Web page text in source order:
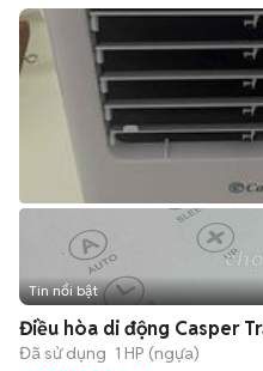
Tin nổi bật
Điều hòa di động Casper
Đã sử dụng 1 HP (ngựa)